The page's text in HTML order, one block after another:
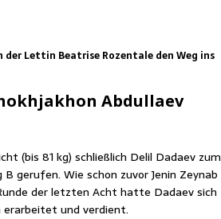
Let­tin Bea­tri­se Rozenta­le den Weg ins
Abdul­laev
(bis 81 kg) schließ­lich Delil Dadaev zum
geru­fen. Wie schon zuvor Jenin Zey­n­ab
der letz­ten Acht hat­te Dadaev sich
erar­bei­tet und verdient.